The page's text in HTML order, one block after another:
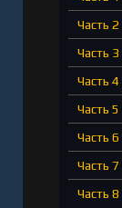
Часть 2
Часть 3
Часть 4
Часть 5
Часть 6
Часть 7
Часть 8